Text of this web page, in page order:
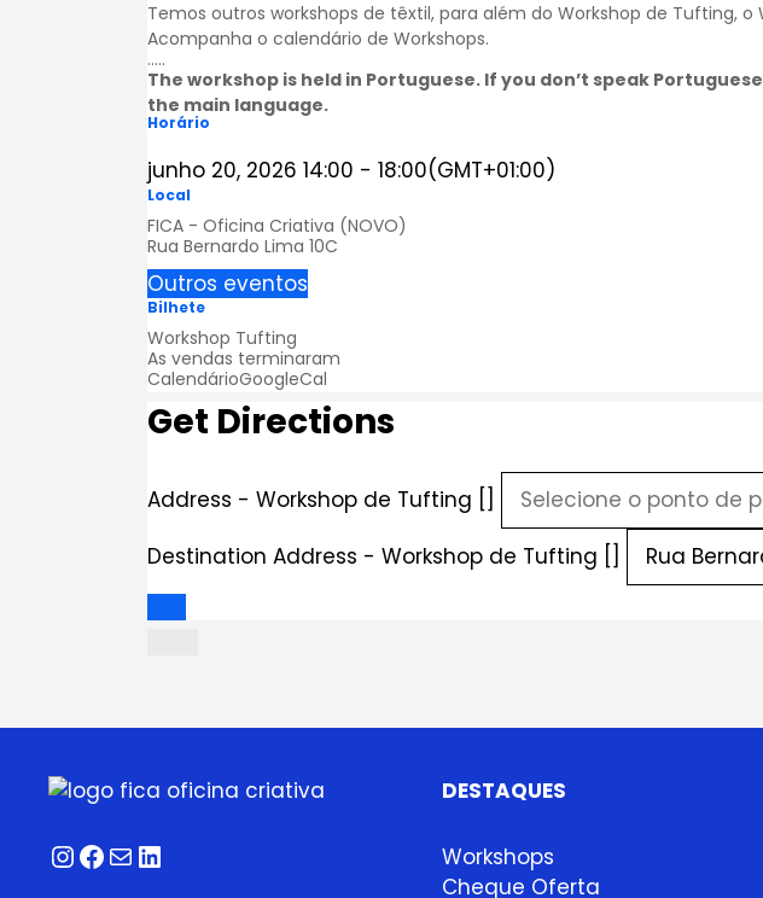
Temos outros workshops de têxtil, para além do Workshop de Tufting,
Acompanha o calendário de Workshops.
…..
The workshop is held in Portuguese. If you don’t speak
the main language.
Horário
junho 20, 2026 14:00 - 18:00(GMT+01:00)
Local
FICA - Oficina Criativa (NOVO)
Rua Bernardo Lima 10C
Outros eventos
Bilhete
Workshop Tufting
As vendas terminaram
CalendárioGoogleCal
Get Directions
Address - Workshop de Tufting []
Destination Address - Workshop de Tufting []
Instagram
Facebook
Correio
LinkedIn
DESTAQUES
Workshops
Cheque Oferta